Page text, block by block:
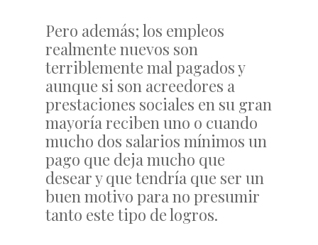
Pero además; los empleos
realmente nuevos son
terriblemente mal pagados y
aunque si son acreedores a
prestaciones sociales en su gran
mayoría reciben uno o cuando
mucho dos salarios mínimos un
pago que deja mucho que
desear y que tendría que ser un
buen motivo para no presumir
tanto este tipo de logros.